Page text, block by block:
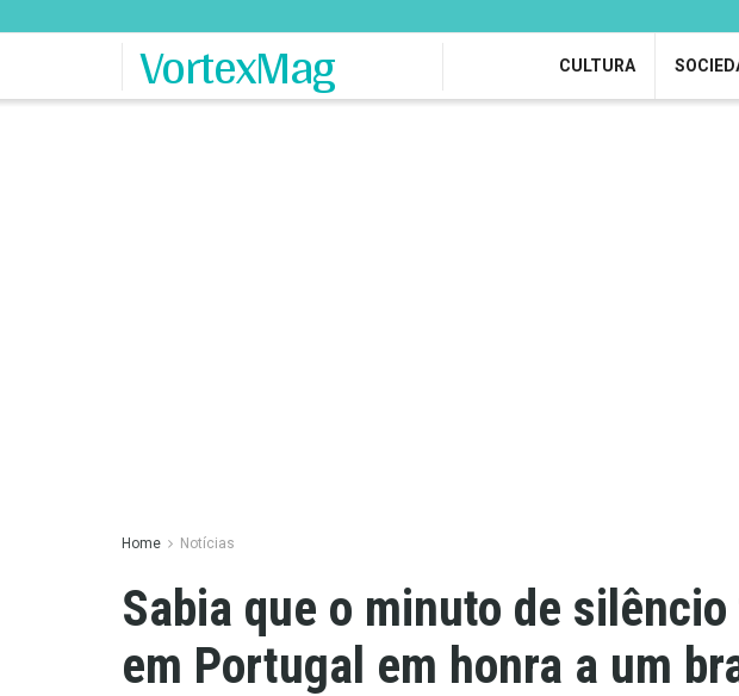
VortexMag CULTURA
Home Notícias
Sabia que o minuto de
em Portugal em honra a um